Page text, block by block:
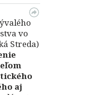
vo
Streda)
aj